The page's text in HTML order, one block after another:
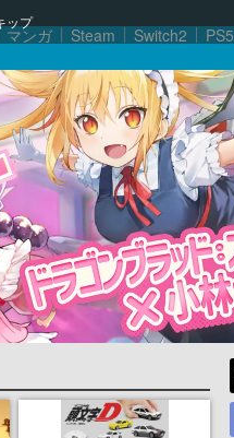
ップ
マンガ Steam Switch2 PS5